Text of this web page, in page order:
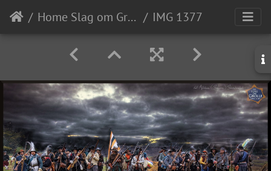
Home Slag om Grolle IMG 1377